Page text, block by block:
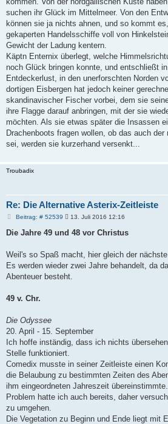
suchen ihr Glück im Mittelmeer. Von den
können sie ja nichts ahnen, und so kommt
gekaperten Handelsschiffe voll von
Gewicht der Ladung kentern.
Käptn Enternix überlegt, welche
noch Glück bringen konnte, und entschließt
Entdeckerlust, in den unerforschten Norden
dortigen Eisbergen hat jedoch keiner
skandinavischer Fischer vorbei, dem sie
ihre Flagge darauf anbringen, mit der sie
möchten. Als sie etwas später die Insassen
Drachenboots fragen wollen, ob das auch
sei, werden sie kurzerhand versenkt...
Troubadix
Re: Die Alternative Asterix-Zeitleiste
Beitrag: # 52539B
i
a
13. Juli 2016 12:16
Die Jahre 49 und 48 vor Christus
Weil's so Spaß macht, hier gleich der
Es werden wieder zwei Jahre behandelt, da
Abenteuer besteht.
49 v. Chr.
Die Odyssee
20. April - 15. September
Ich hoffe inständig, dass ich nichts
Stelle funktioniert.
Comedix musste in seiner Zeitleiste einen
die Belaubung zu bestimmten Zeiten des
ihm eingeordneten Jahreszeit
Problem hatte ich auch bereits, daher
zu umgehen.
Die Vegetation zu Beginn und Ende liegt mit